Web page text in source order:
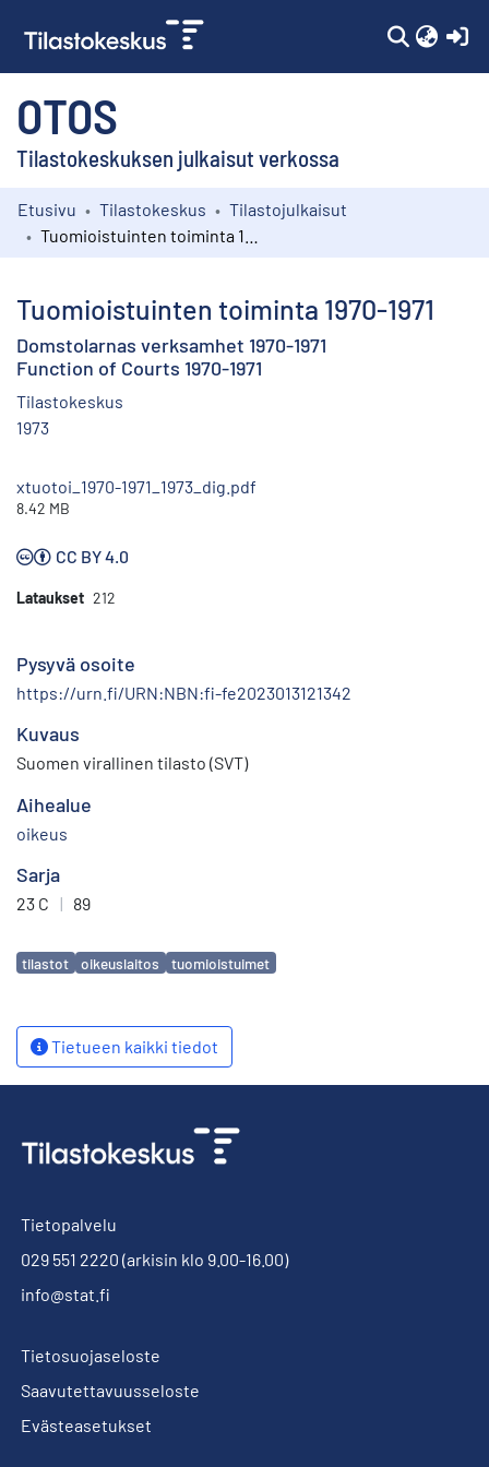
OTOS
Tilastokeskuksen julkaisut verkossa
Kokoelmat
Etusivu Tilastokeskus
Tilastojulkaisut
Tuomioistuinten toiminta 1970-1971
Domstolarnas verksamhet 1970-1971
Function of Courts 1970-1971
Tilastokeskus
1973
xtuotoi_1970-1971_1973_dig.pdf
8.42 MB
CC BY 4.0
Lataukset 212
Pysyvä osoite
https://urn.fi/URN:NBN:fi-fe2023013121342
Kuvaus
Suomen virallinen tilasto (SVT)
Aihealue
oikeus
Sarja
23 C | 89
Avainsanat
tilastot oikeuslaitos tuomioistuimet
Tietueen kaikki tiedot
Tietopalvelu
029 551 2220 (arkisin klo 9.00-16.00)
info@stat.fi
Tietosuojaseloste
Saavutettavuusseloste
Evästeasetukset